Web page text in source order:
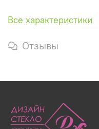
Все характеристики
Отзывы